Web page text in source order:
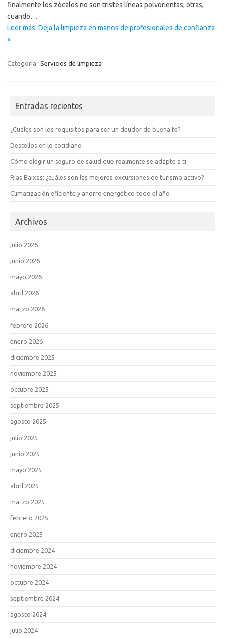
finalmente los zócalos no son tristes líneas polvorientas; otras,
cuando…
Leer más: Deja la limpieza en manos de profesionales de confianza
»
Categoría: Servicios de limpieza
Entradas recientes
¿Cuáles son los requisitos para ser un deudor de buena fe?
Destellos en lo cotidiano
Cómo elegir un seguro de salud que realmente se adapte a ti
Rías Baixas: ¿cuáles son las mejores excursiones de turismo activo?
Climatización eficiente y ahorro energético todo el año
Archivos
julio 2026
junio 2026
mayo 2026
abril 2026
marzo 2026
febrero 2026
enero 2026
diciembre 2025
noviembre 2025
octubre 2025
septiembre 2025
agosto 2025
julio 2025
junio 2025
mayo 2025
abril 2025
marzo 2025
febrero 2025
enero 2025
diciembre 2024
noviembre 2024
octubre 2024
septiembre 2024
agosto 2024
julio 2024